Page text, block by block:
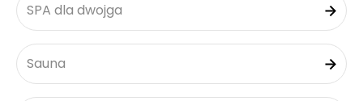
SPA dla dwojga
Sauna